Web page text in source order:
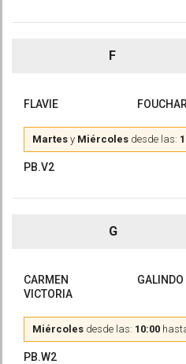
F
FLAVIE
Martes y Miércoles desde las:
PB.V2
G
CARMEN
VICTORIA
GALINDO
Miércoles desde las: 10:00
PB.W2